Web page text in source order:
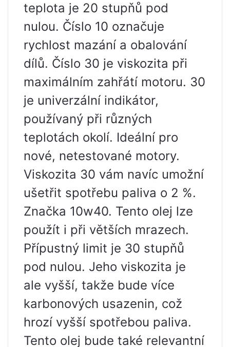
teplota je 20 stupňů pod
nulou. Číslo 10 označuje
rychlost mazání a obalování
dílů. Číslo 30 je viskozita při
maximálním zahřátí motoru. 30
je univerzální indikátor,
používaný při různých
teplotách okolí. Ideální pro
nové, netestované motory.
Viskozita 30 vám navíc umožní
ušetřit spotřebu paliva o 2 %.
Značka 10w40. Tento olej lze
použít i při větších mrazech.
Přípustný limit je 30 stupňů
pod nulou. Jeho viskozita je
ale vyšší, takže bude více
karbonových usazenin, což
hrozí vyšší spotřebou paliva.
Tento olej bude také relevantní